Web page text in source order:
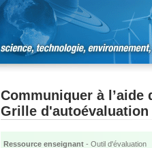
Communiquer à
Grille d'autoévaluation
Ressource enseignant - Outil d'évaluation